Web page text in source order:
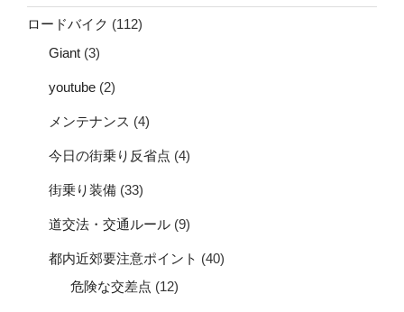
ロードバイク (112)
Giant (3)
youtube (2)
メンテナンス (4)
今日の街乗り反省点 (4)
街乗り装備 (33)
道交法・交通ルール (9)
都内近郊要注意ポイント (40)
危険な交差点 (12)